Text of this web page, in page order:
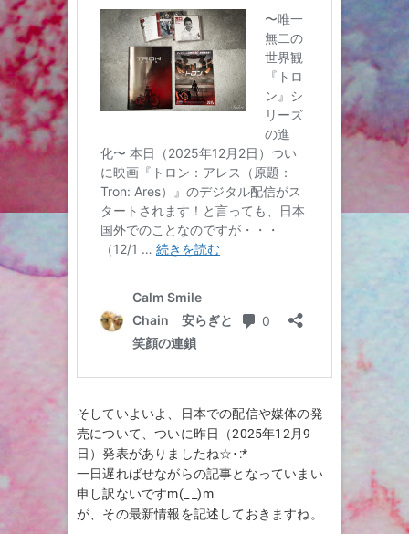
そしていよいよ、日本での配信や媒体の発
売について、ついに昨日（2025年12月9
日）発表がありましたね☆･:*
一日遅ればせながらの記事となっていまい
申し訳ないですm(_ _)m
が、その最新情報を記述しておきますね。